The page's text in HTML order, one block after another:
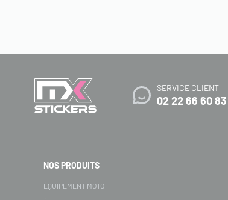
SERVICE CLIENT
02 22 66 60 83
NOS PRODUITS
ÉQUIPEMENT MOTO